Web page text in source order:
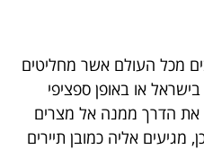
מכל העולם אשר מחליטים
או באופן ספציפי
את הדרך ממנה אל מצרים
מגיעים אליה כמובן תיירים